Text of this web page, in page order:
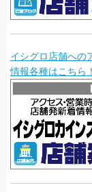
イシグロ店舗への
情報各種はこちら！